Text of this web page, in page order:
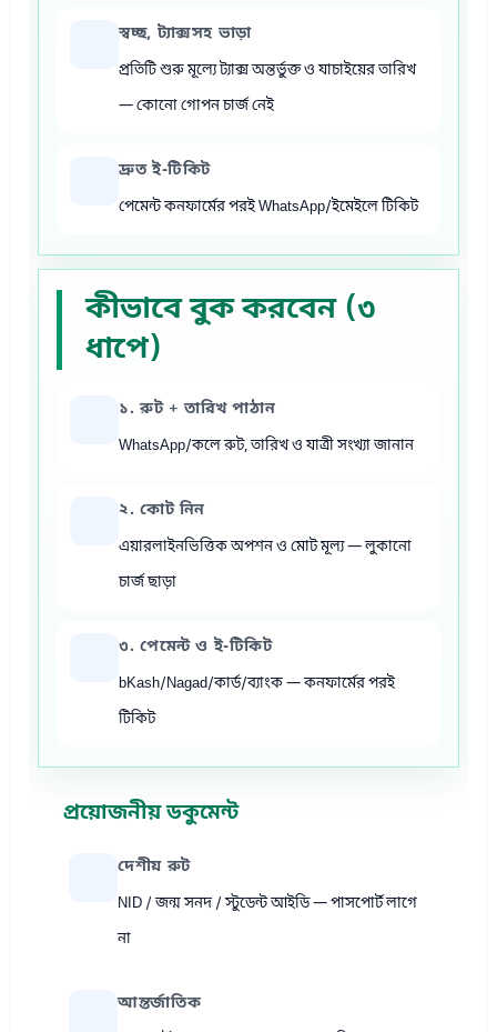
স্বচ্ছ, ট্যাক্সসহ ভাড়া
প্রতিটি শুরু মূল্যে ট্যাক্স অন্তর্ভুক্ত ও যাচাইয়ের তারিখ
— কোনো গোপন চার্জ নেই
দ্রুত ই-টিকিট
পেমেন্ট কনফার্মের পরই WhatsApp/ইমেইলে টিকিট
কীভাবে বুক করবেন (৩
ধাপে)
১. রুট + তারিখ পাঠান
WhatsApp/কলে রুট, তারিখ ও যাত্রী সংখ্যা জানান
২. কোট নিন
এয়ারলাইনভিত্তিক অপশন ও মোট মূল্য — লুকানো
চার্জ ছাড়া
৩. পেমেন্ট ও ই-টিকিট
bKash/Nagad/কার্ড/ব্যাংক — কনফার্মের পরই
টিকিট
প্রয়োজনীয় ডকুমেন্ট
দেশীয় রুট
NID / জন্ম সনদ / স্টুডেন্ট আইডি — পাসপোর্ট লাগে
না
আন্তর্জাতিক